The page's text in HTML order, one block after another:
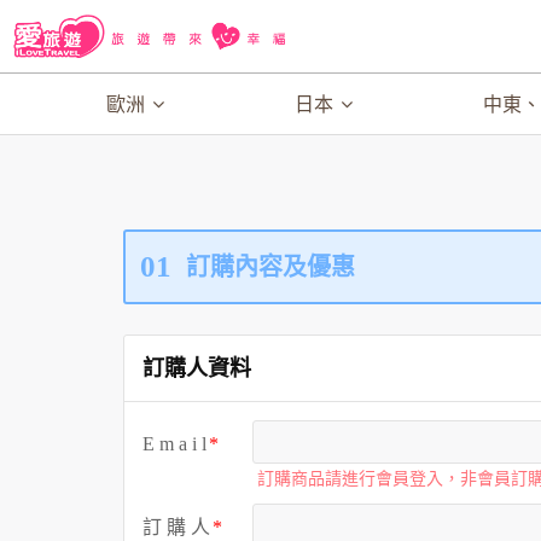
歐洲 日本 中東
01 訂購內容及優惠
訂購人資料
E m a i l
訂購商品請進行會員登入，非會員訂
訂 購 人